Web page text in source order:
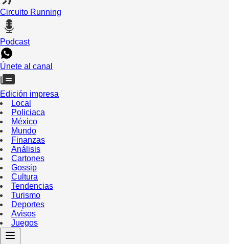
Circuito Running
Podcast
Únete al canal
Edición impresa
Local
Policiaca
México
Mundo
Finanzas
Análisis
Cartones
Gossip
Cultura
Tendencias
Turismo
Deportes
Avisos
Juegos